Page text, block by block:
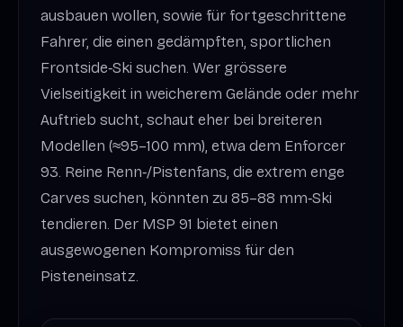
ausbauen wollen, sowie für fortgeschrittene
Fahrer, die einen gedämpften, sportlichen
Frontside‑Ski suchen. Wer grössere
Vielseitigkeit in weicherem Gelände oder mehr
Auftrieb sucht, schaut eher bei breiteren
Modellen (≈95–100 mm), etwa dem Enforcer
93. Reine Renn‑/Pistenfans, die extrem enge
Carves suchen, könnten zu 85–88 mm‑Ski
tendieren. Der MSP 91 bietet einen
ausgewogenen Kompromiss für den
Pisteneinsatz.